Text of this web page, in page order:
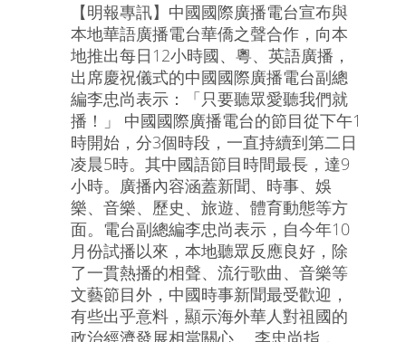
【明報專訊】中國國際廣播電台宣布與
本地華語廣播電台華僑之聲合作，向本
地推出每日12小時國、粵、英語廣播，
出席慶祝儀式的中國國際廣播電台副總
編李忠尚表示：「只要聽眾愛聽我們就
播！」 中國國際廣播電台的節目從下午1
時開始，分3個時段，一直持續到第二日
凌晨5時。其中國語節目時間最長，達9
小時。廣播內容涵蓋新聞、時事、娛
樂、音樂、歷史、旅遊、體育動態等方
面。電台副總編李忠尚表示，自今年10
月份試播以來，本地聽眾反應良好，除
了一貫熱播的相聲、流行歌曲、音樂等
文藝節目外，中國時事新聞最受歡迎，
有些出乎意料，顯示海外華人對祖國的
政治經濟發展相當關心。 李忠尚指，